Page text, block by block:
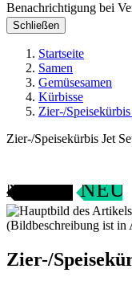
Benachrichtigung bei
Schließen
Startseite
Samen
Gemüsesamen
Kürbisse
Zier-/Speisekürbis
Zier-/Speisekürbis Jet
NEU
Zier-/